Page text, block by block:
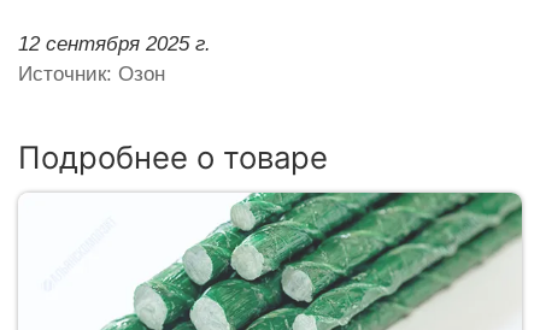
12 сентября 2025 г.
Источник: Озон
Подробнее о товаре